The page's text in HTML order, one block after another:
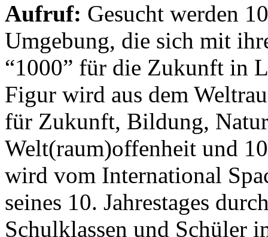
Aufruf: Gesucht werden
Umgebung, die sich mit
“1000” für die Zukunft in
Figur wird aus dem
für Zukunft, Bildung,
Welt(raum)offenheit und
wird vom International
seines 10. Jahrestages
Schulklassen und Schüler